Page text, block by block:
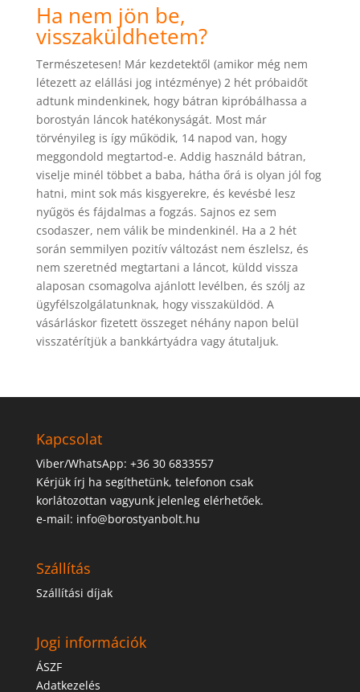
Ha nem jön be,
visszaküldhetem?
Természetesen! Már kezdetektől (amikor még nem
létezett az elállási jog intézménye) 2 hét próbaidőt
adtunk mindenkinek, hogy bátran kipróbálhassa a
borostyán láncok hatékonyságát. Most már
törvényileg is így működik, 14 napod van, hogy
meggondold megtartod-e. Addig használd bátran,
viselje minél többet a baba, hátha őrá is olyan jól fog
hatni, mint sok más kisgyerekre, és kevésbé lesz
nyűgös és fájdalmas a fogzás. Sajnos ez sem
csodaszer, nem válik be mindenkinél. Ha a 2 hét
során semmilyen pozitív változást nem észlelsz, és
nem szeretnéd megtartani a láncot, küldd vissza
alaposan csomagolva ajánlott levélben, és szólj az
ügyfélszolgálatunknak, hogy visszaküldöd. A
vásárláskor fizetett összeget néhány napon belül
visszatérítjük a bankkártyádra vagy átutaljuk.
Kapcsolat
Viber/WhatsApp: +36 30 6833557
Kérjük írj ha segíthetünk, telefonon csak
korlátozottan vagyunk jelenleg elérhetőek.
e-mail: info@borostyanbolt.hu
Szállítás
Szállítási díjak
Jogi információk
ÁSZF
Adatkezelés